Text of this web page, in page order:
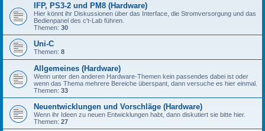
IFP, PS3-2 und PM8 (Hardware)
Hier könnt ihr Diskussionen über das Interface, die Stromversorgung und das
Bedienpanel des c't-Lab führen.
Themen: 30
Uni-C
Themen: 8
Allgemeines (Hardware)
Wenn unter den anderen Hardware-Themen kein passendes dabei ist oder
wenn das Thema mehrere Bereiche überspant, dann versuche es hier einmal.
Themen: 33
Neuentwicklungen und Vorschläge (Hardware)
Wenn ihr Ideen zu neuen Entwicklungen habt, dann diskutiert sie bitte hier.
Themen: 27